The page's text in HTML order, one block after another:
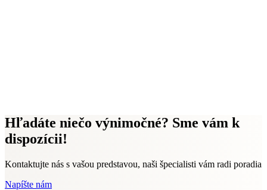
Hľadáte niečo výnimočné? Sme vám k
dispozícii!
Kontaktujte nás s vašou predstavou, naši špecialisti vám radi poradia
Napíšte nám